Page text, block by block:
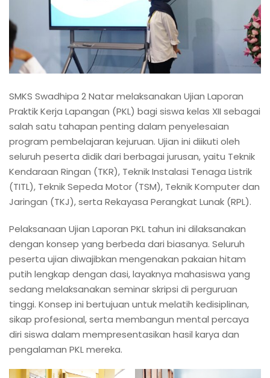
SMKS Swadhipa 2 Natar melaksanakan Ujian Laporan
Praktik Kerja Lapangan (PKL) bagi siswa kelas XII sebagai
salah satu tahapan penting dalam penyelesaian
program pembelajaran kejuruan. Ujian ini diikuti oleh
seluruh peserta didik dari berbagai jurusan, yaitu Teknik
Kendaraan Ringan (TKR), Teknik Instalasi Tenaga Listrik
(TITL), Teknik Sepeda Motor (TSM), Teknik Komputer dan
Jaringan (TKJ), serta Rekayasa Perangkat Lunak (RPL).
Pelaksanaan Ujian Laporan PKL tahun ini dilaksanakan
dengan konsep yang berbeda dari biasanya. Seluruh
peserta ujian diwajibkan mengenakan pakaian hitam
putih lengkap dengan dasi, layaknya mahasiswa yang
sedang melaksanakan seminar skripsi di perguruan
tinggi. Konsep ini bertujuan untuk melatih kedisiplinan,
sikap profesional, serta membangun mental percaya
diri siswa dalam mempresentasikan hasil karya dan
pengalaman PKL mereka.